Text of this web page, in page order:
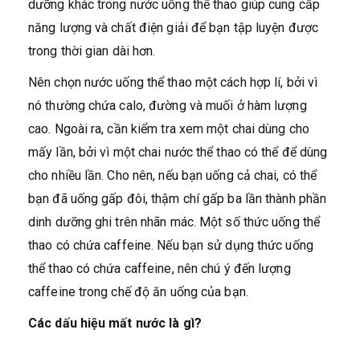
dưỡng khác trong nước uống thể thao giúp cung cấp
năng lượng và chất điện giải để bạn tập luyện được
trong thời gian dài hơn.
Nên chọn nước uống thể thao một cách hợp lí, bởi vì
nó thường chứa calo, đường và muối ở hàm lượng
cao. Ngoài ra, cần kiểm tra xem một chai dùng cho
mấy lần, bởi vì một chai nước thể thao có thể để dùng
cho nhiều lần. Cho nên, nếu bạn uống cả chai, có thể
bạn đã uống gấp đôi, thậm chí gấp ba lần thành phần
dinh dưỡng ghi trên nhãn mác. Một số thức uống thể
thao có chứa caffeine. Nếu bạn sử dụng thức uống
thể thao có chứa caffeine, nên chú ý đến lượng
caffeine trong chế độ ăn uống của bạn.
Các dấu hiệu mất nước là gì?